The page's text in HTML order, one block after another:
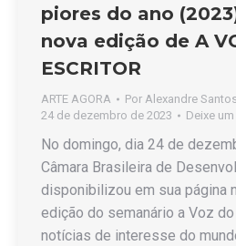
piores do ano
nova edição de A
ESCRITOR
ARTE AGORA Por Alexandre
24 de dezembro de 2023
Deixe
No domingo, dia 24 de
Câmara Brasileira de
disponibilizou em sua página
edição do semanário a Voz
notícias de interesse do